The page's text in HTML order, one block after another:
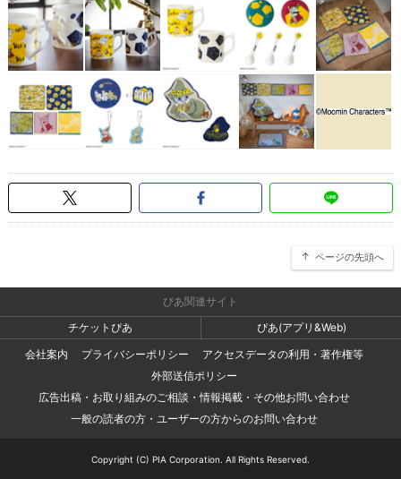
ページの先頭へ
ぴあ関連サイト
チケットぴあ
ぴあ(アプリ&Web)
会社案内
プライバシーポリシー
アクセスデータの利用・著作権等
外部送信ポリシー
広告出稿・お取り組みのご相談・情報掲載・その他お問い合わせ
一般の読者の方・ユーザーの方からのお問い合わせ
Copyright (C) PIA Corporation. All Rights Reserved.